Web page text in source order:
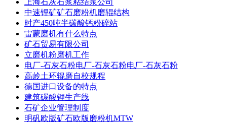
中速锂矿矿石磨粉机磨辊结构
时产450吨半碳酸钙粉碎站
雷蒙磨机有什么特点
矿石贸易有限公司
立磨机粉磨机工作
电厂-石灰石粉电厂-石灰石粉电厂-石灰石粉
高岭土环辊磨自校规程
德国进口设备的特点
建筑碳酸锂生产线
石矿企业管理制度
明矾欧版矿石欧版磨粉机MTW